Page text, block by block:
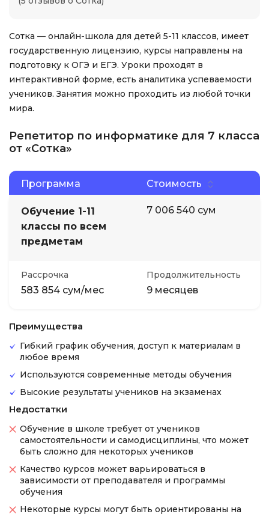
Сотка — онлайн-школа для детей 5-11 классов, имеет
государственную лицензию, курсы направлены на
подготовку к ОГЭ и ЕГЭ. Уроки проходят в
интерактивной форме, есть аналитика успеваемости
учеников. Занятия можно проходить из любой точки
мира.
Репетитор по информатике для 7 класса
от «Сотка»
Программа Стоимость
Обучение 1-11
классы по всем
предметам
7 006 540 сум
Рассрочка
583 854 сум/мес
Продолжительность
9 месяцев
Преимущества
Гибкий график обучения, доступ к материалам в
любое время
Используются современные методы обучения
Высокие результаты учеников на экзаменах
Недостатки
Обучение в школе требует от учеников
самостоятельности и самодисциплины, что может
быть сложно для некоторых учеников
Качество курсов может варьироваться в
зависимости от преподавателя и программы
обучения
Некоторые курсы могут быть ориентированы на